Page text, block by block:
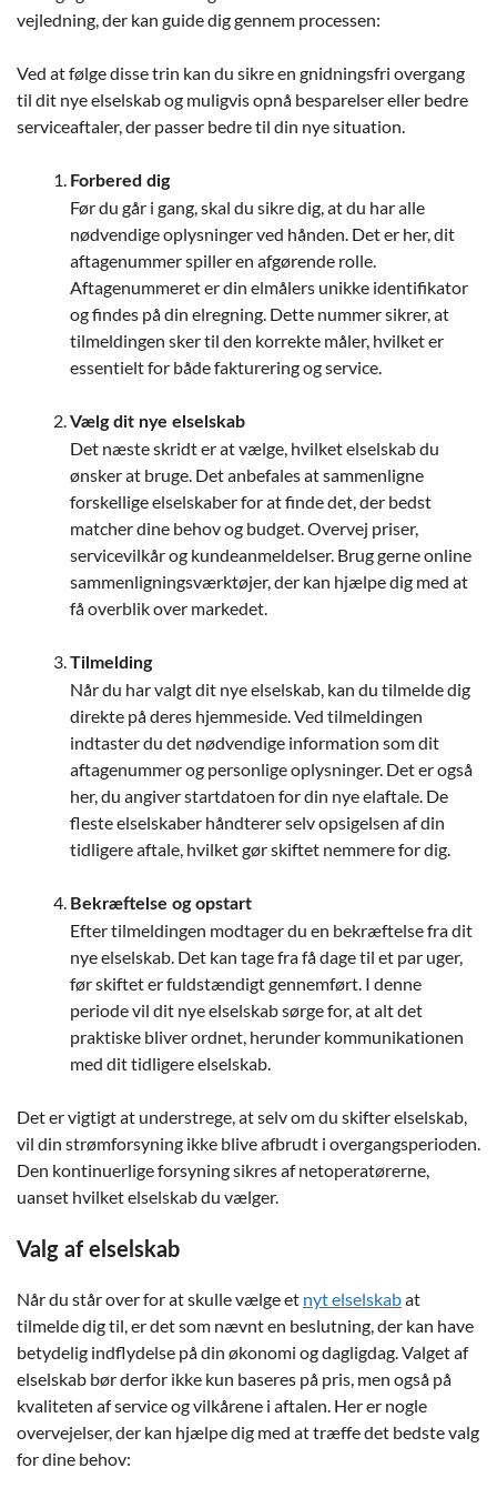
vejledning, der kan guide dig gennem processen:
Ved at følge disse trin kan du sikre en gnidningsfri overgang
til dit nye elselskab og muligvis opnå besparelser eller bedre
serviceaftaler, der passer bedre til din nye situation.
Forbered dig
Før du går i gang, skal du sikre dig, at du har alle
nødvendige oplysninger ved hånden. Det er her, dit
aftagenummer spiller en afgørende rolle.
Aftagenummeret er din elmålers unikke identifikator
og findes på din elregning. Dette nummer sikrer, at
tilmeldingen sker til den korrekte måler, hvilket er
essentielt for både fakturering og service.
Vælg dit nye elselskab
Det næste skridt er at vælge, hvilket elselskab du
ønsker at bruge. Det anbefales at sammenligne
forskellige elselskaber for at finde det, der bedst
matcher dine behov og budget. Overvej priser,
servicevilkår og kundeanmeldelser. Brug gerne online
sammenligningsværktøjer, der kan hjælpe dig med at
få overblik over markedet.
Tilmelding
Når du har valgt dit nye elselskab, kan du tilmelde dig
direkte på deres hjemmeside. Ved tilmeldingen
indtaster du det nødvendige information som dit
aftagenummer og personlige oplysninger. Det er også
her, du angiver startdatoen for din nye elaftale. De
fleste elselskaber håndterer selv opsigelsen af din
tidligere aftale, hvilket gør skiftet nemmere for dig.
Bekræftelse og opstart
Efter tilmeldingen modtager du en bekræftelse fra dit
nye elselskab. Det kan tage fra få dage til et par uger,
før skiftet er fuldstændigt gennemført. I denne
periode vil dit nye elselskab sørge for, at alt det
praktiske bliver ordnet, herunder kommunikationen
med dit tidligere elselskab.
Det er vigtigt at understrege, at selv om du skifter elselskab,
vil din strømforsyning ikke blive afbrudt i overgangsperioden.
Den kontinuerlige forsyning sikres af netoperatørerne,
uanset hvilket elselskab du vælger.
Valg af elselskab
Når du står over for at skulle vælge et nyt elselskabat
tilmelde dig til, er det som nævnt en beslutning, der kan have
betydelig indflydelse på din økonomi og dagligdag. Valget af
elselskab bør derfor ikke kun baseres på pris, men også på
kvaliteten af service og vilkårene i aftalen. Her er nogle
overvejelser, der kan hjælpe dig med at træffe det bedste valg
for dine behov: